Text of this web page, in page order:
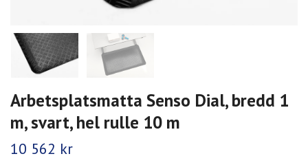
Arbetsplatsmatta Senso Dial, bredd 1
m, svart, hel rulle 10 m
10 562 kr